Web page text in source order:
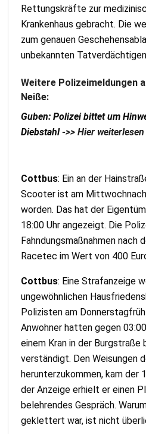
Rettungskräfte zur
Krankenhaus gebracht. Die
zum genauen
unbekannten
Weitere Polizeimeldungen
Neiße:
Guben: Polizei bittet um
Diebstahl->> Hier weiterlesen
Cottbus: Ein an der
Scooter ist am
worden. Das hat der
18:00 Uhr angezeigt. Die
Fahndungsmaßnahmen nach
Racetec im Wert von 400
Cottbus: Eine Strafanzeige
ungewöhnlichen
Polizisten am
Anwohner hatten gegen
einem Kran in der
verständigt. Den Weisungen
herunterzukommen, kam der
der Anzeige erhielt er einen
belehrendes Gespräch.
geklettert war, ist nicht